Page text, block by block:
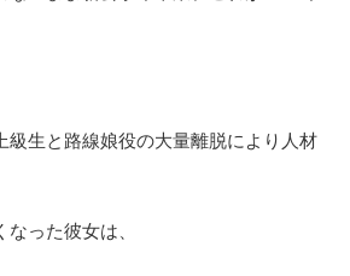
級生と路線娘役の大量離脱により人材
った彼女は、